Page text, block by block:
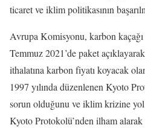
ticaret ve iklim politikasının
Avrupa Komisyonu, karbon
Temmuz 2021’de paket
ithalatına karbon fiyatı koyacak
1997 yılında düzenlenen Kyoto
sorun olduğunu ve iklim krizine yol
Kyoto Protokolü’nden ilham alarak